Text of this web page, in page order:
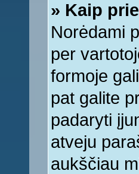
» Kaip
Norėdami
per
formoje
pat galite
padaryti
atveju
aukščiau